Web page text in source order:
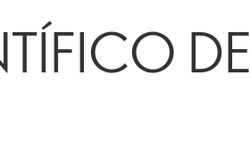
DE